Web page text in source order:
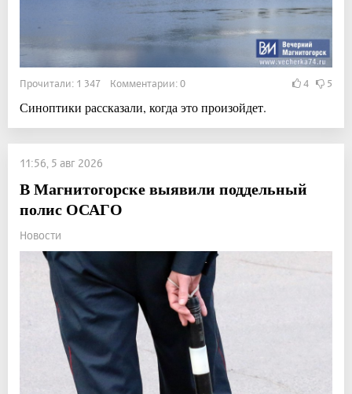
Прочитали: 1 347 Комментарии: 0 4 5
Синоптики рассказали, когда это произойдет.
11:56, 5 авг 2026
В Магнитогорске выявили поддельный
полис ОСАГО
Новости